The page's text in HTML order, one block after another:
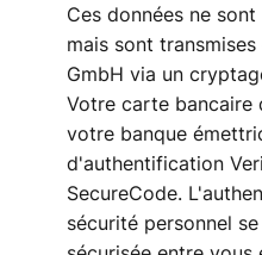
Ces données ne
mais sont transmises
GmbH via un
Votre carte bancaire
votre banque
d'authentification
SecureCode.
sécurité personnel